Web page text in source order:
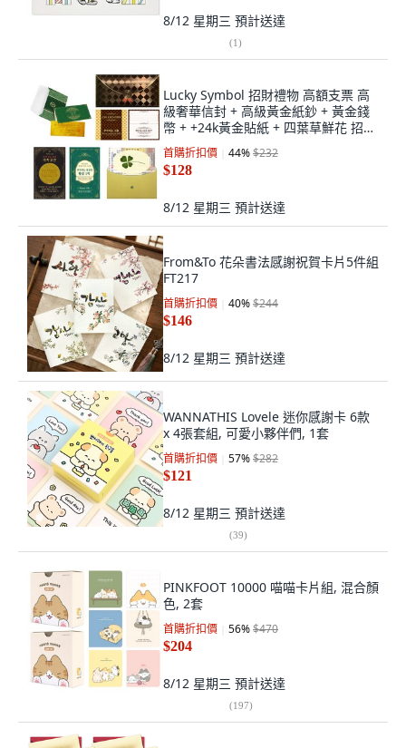
8/12 星期三 預計送達
(1)
Lucky Symbol 招財禮物 高額支票 高
級奢華信封 + 高級黃金紙鈔 + 黃金錢
幣 + +24k黃金貼紙 + 四葉草鮮花 招財
種子基金 1億組合, 混合顏色, 1套
首購折扣價 44%$232
$128
8/12 星期三 預計送達
From&To 花朵書法感謝祝賀卡片5件組
FT217
首購折扣價 40%$244
$146
8/12 星期三 預計送達
WANNATHIS Lovele 迷你感謝卡 6款
x 4張套組, 可愛小夥伴們, 1套
首購折扣價 57%$282
$121
8/12 星期三 預計送達
(39)
PINKFOOT 10000 喵喵卡片組, 混合顏
色, 2套
首購折扣價 56%$470
$204
8/12 星期三 預計送達
(197)